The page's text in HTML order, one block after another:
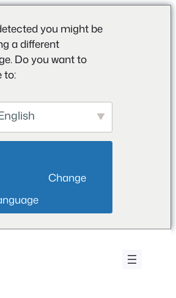
you might be
a different
Do you want to
to: